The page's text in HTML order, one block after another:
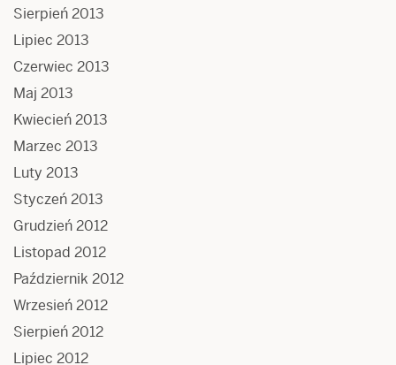
Sierpień 2013
Lipiec 2013
Czerwiec 2013
Maj 2013
Kwiecień 2013
Marzec 2013
Luty 2013
Styczeń 2013
Grudzień 2012
Listopad 2012
Październik 2012
Wrzesień 2012
Sierpień 2012
Lipiec 2012